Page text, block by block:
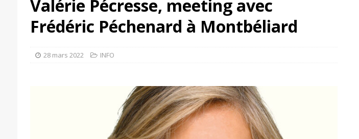
Valérie Pécresse, meeting avec
Frédéric Péchenard à Montbéliard
28 mars 2022 INFO